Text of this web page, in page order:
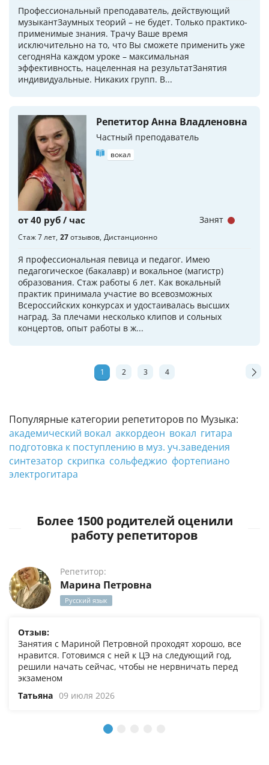
Популярные категории репетиторов по Музыка:
академический вокал аккордеон вокал гитара
подготовка к поступлению в муз. уч.заведения
синтезатор скрипка сольфеджио фортепиано
электрогитара
Профессиональный преподаватель, действующий
музыкантЗаумных теорий – не будет. Только практико-
применимые знания. Трачу Ваше время
исключительно на то, что Вы сможете применить уже
сегодняНа каждом уроке – максимальная
эффективность, нацеленная на результатЗанятия
индивидуальные. Никаких групп. В...
Репетитор Анна Владленовна
Частный преподаватель
вокал
от 40 руб / час
Стаж 7 лет 27отзывов Дистанционно
Я профессиональная певица и педагог. Имею
педагогическое (бакалавр) и вокальное (магистр)
образования. Стаж работы 6 лет. Как вокальный
практик принимала участие во всевозможных
Всероссийских конкурсах и удостаивалась высших
наград. За плечами несколько клипов и сольных
концертов, опыт работы в ж...
Занят
1 2 3 4
Более 1500 родителей оценили
работу репетиторов
Репетитор:
Марина Петровна
Русский язык
Отзыв:
Занятия с Мариной Петровной проходят хорошо, все
нравится. Готовимся с ней к ЦЭ на следующий год,
решили начать сейчас, чтобы не нервничать перед
экзаменом
Татьяна 09 июля 2026